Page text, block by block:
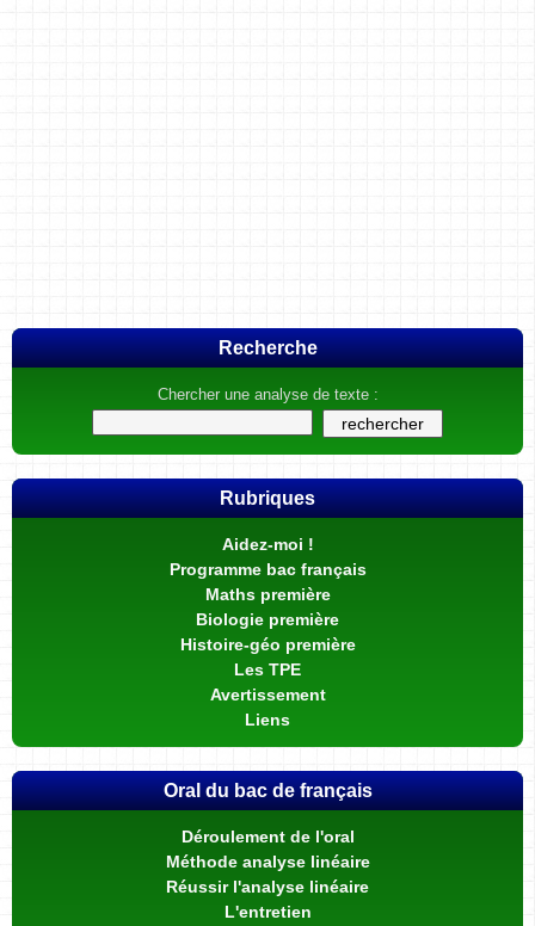
Recherche
Chercher une analyse de texte :
Rubriques
Aidez-moi !
Programme bac français
Maths première
Biologie première
Histoire-géo première
Les TPE
Avertissement
Liens
Oral du bac de français
Déroulement de l'oral
Méthode analyse linéaire
Réussir l'analyse linéaire
L'entretien